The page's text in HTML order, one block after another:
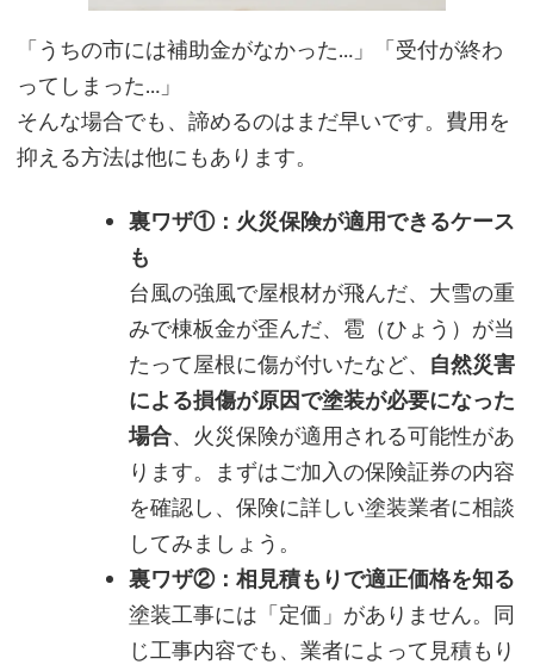
「うちの市には補助金がなかった…」「受付が終わ
ってしまった…」
そんな場合でも、諦めるのはまだ早いです。費用を
抑える方法は他にもあります。
裏ワザ①：火災保険が適用できるケース
も
台風の強風で屋根材が飛んだ、大雪の重
みで棟板金が歪んだ、雹（ひょう）が当
たって屋根に傷が付いたなど、 自然災害
による損傷が原因で塗装が必要になった
場合、火災保険が適用される可能性があ
ります。まずはご加入の保険証券の内容
を確認し、保険に詳しい塗装業者に相談
してみましょう。
裏ワザ②：相見積もりで適正価格を知る
塗装工事には「定価」がありません。同
じ工事内容でも、業者によって見積もり